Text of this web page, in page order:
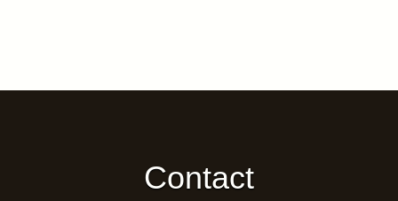
Contact